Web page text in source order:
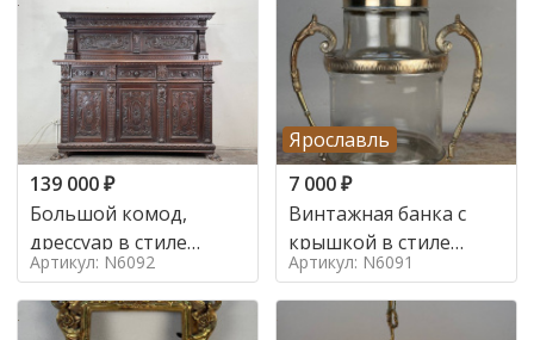
139 000₽
Большой комод,
дрессуар в стиле
ренессанс,
Артикул: N6092
Ярославль
7 000₽
Винтажная банка с
крышкой в стиле
Италия,
Артикул: N6091